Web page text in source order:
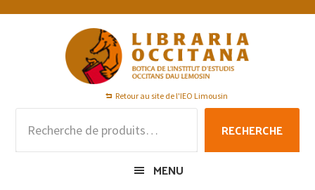
Passer
Passer
Passer
Retour au site de l'IEO Limousin
pour :
RECHERCHE
MENU